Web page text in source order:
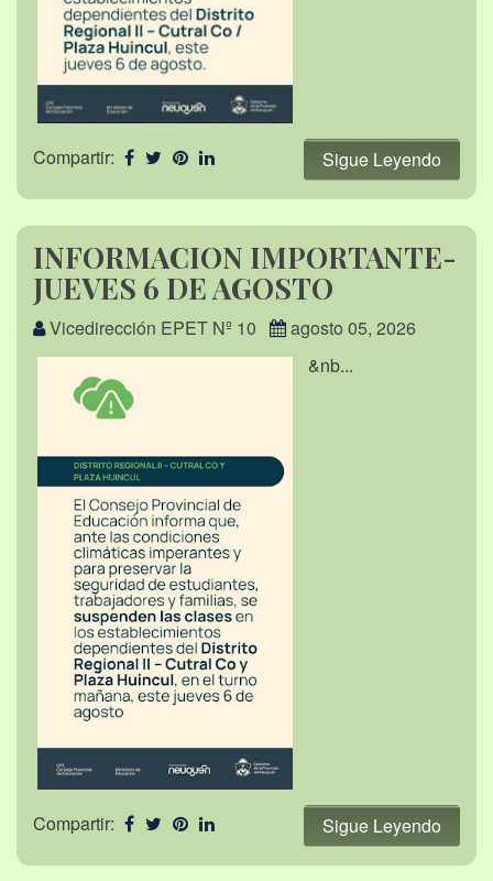
Compartir: Sigue Leyendo
INFORMACION IMPORTANTE-
JUEVES 6 DE AGOSTO
Vicedirección EPET Nº 10
agosto 05, 2026
&nb...
Compartir: Sigue Leyendo